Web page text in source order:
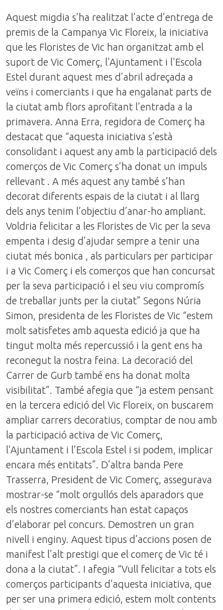
Aquest migdia s’ha realitzat l’acte d’entrega de
premis de la Campanya Vic Floreix, la iniciativa
que les Floristes de Vic han organitzat amb el
suport de Vic Comerç, l'Ajuntament i l'Escola
Estel durant aquest mes d’abril adreçada a
veïns i comerciants i que ha engalanat parts de
la ciutat amb flors aprofitant l’entrada a la
primavera. Anna Erra, regidora de Comerç ha
destacat que “aquesta iniciativa s’està
consolidant i aquest any amb la participació dels
comerços de Vic Comerç s’ha donat un impuls
rellevant . A més aquest any també s’han
decorat diferents espais de la ciutat i al llarg
dels anys tenim l’objectiu d’anar-ho ampliant.
Voldria felicitar a les Floristes de Vic per la seva
empenta i desig d’ajudar sempre a tenir una
ciutat més bonica , als particulars per participar
i a Vic Comerç i els comerços que han concursat
per la seva participació i el seu viu compromís
de treballar junts per la ciutat” Segons Núria
Simon, presidenta de les Floristes de Vic “estem
molt satisfetes amb aquesta edició ja que ha
tingut molta més repercussió i la gent ens ha
reconegut la nostra feina. La decoració del
Carrer de Gurb també ens ha donat molta
visibilitat”. També afegia que “ja estem pensant
en la tercera edició del Vic Floreix, on buscarem
ampliar carrers decoratius, comptar de nou amb
la participació activa de Vic Comerç,
l’Ajuntament i l’Escola Estel i si podem, implicar
encara més entitats”. D’altra banda Pere
Trasserra, President de Vic Comerç, assegurava
mostrar-se “molt orgullós dels aparadors que
els nostres comerciants han estat capaços
d’elaborar pel concurs. Demostren un gran
nivell i enginy. Aquest tipus d’accions posen de
manifest l’alt prestigi que el comerç de Vic té i
dona a la ciutat”. I afegia “Vull felicitar a tots els
comerços participants d’aquesta iniciativa, que
per ser una primera edició, estem molt contents